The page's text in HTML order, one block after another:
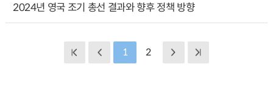
2024년 영국 조기 총선 결과와 향후 정책 방향
1 2